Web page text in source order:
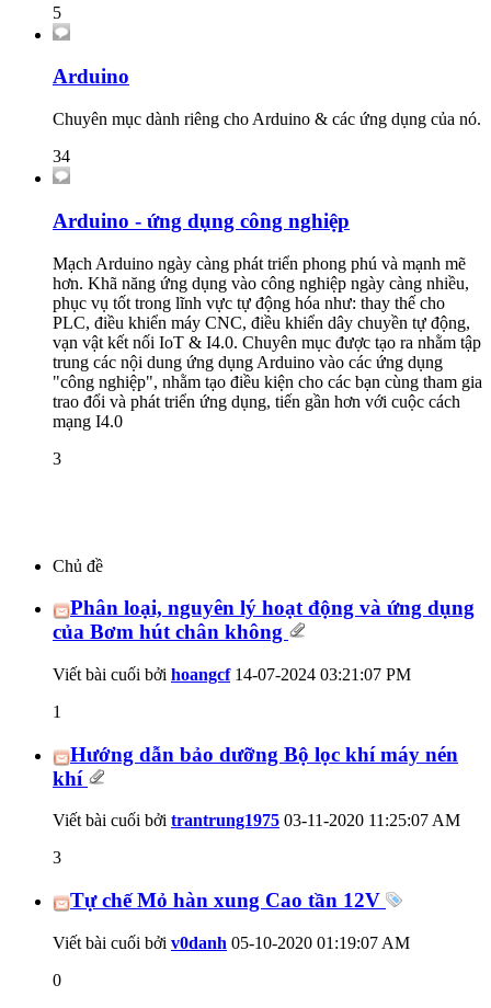
5
Arduino
Chuyên mục dành riêng cho Arduino & các ứng dụng của nó.
34
Arduino - ứng dụng công nghiệp
Mạch Arduino ngày càng phát triển phong phú và mạnh mẽ
hơn. Khã năng ứng dụng vào công nghiệp ngày càng nhiều,
phục vụ tốt trong lĩnh vực tự động hóa như: thay thế cho
PLC, điều khiển máy CNC, điều khiển dây chuyền tự động,
vạn vật kết nối IoT & I4.0. Chuyên mục được tạo ra nhằm tập
trung các nội dung ứng dụng Arduino vào các ứng dụng
"công nghiệp", nhằm tạo điều kiện cho các bạn cùng tham gia
trao đổi và phát triển ứng dụng, tiến gần hơn với cuộc cách
mạng I4.0
3
Chủ đề
Phân loại, nguyên lý hoạt động và ứng dụng
của Bơm hút chân không
Viết bài cuối bởi hoangcf14-07-2024 03:21:07 PM
1
Hướng dẫn bảo dưỡng Bộ lọc khí máy nén
khí
Viết bài cuối bởi trantrung1975 03-11-2020 11:25:07 AM
3
Tự chế Mỏ hàn xung Cao tần 12V
Viết bài cuối bởi v0danh 05-10-2020 01:19:07 AM
0